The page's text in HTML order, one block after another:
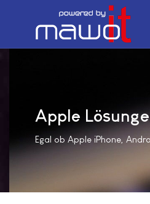
Apple
Egal ob Apple iPhone,